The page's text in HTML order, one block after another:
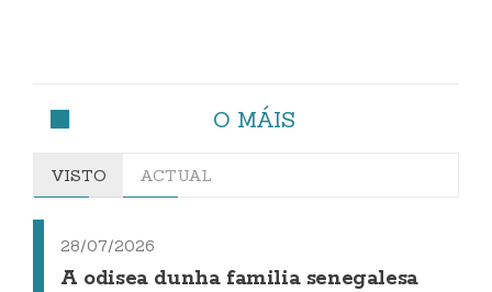
O MÁIS
VISTO ACTUAL
28/07/2026
A odisea dunha familia senegalesa